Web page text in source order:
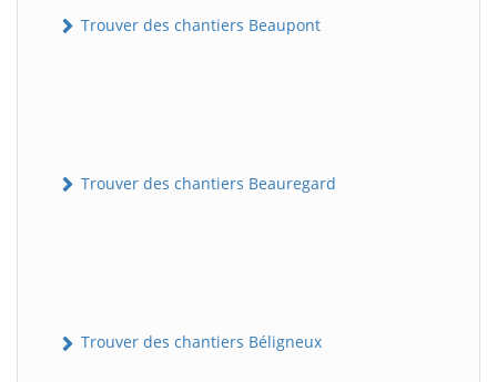
Trouver des chantiers Beaupont
Trouver des chantiers Beauregard
Trouver des chantiers Béligneux